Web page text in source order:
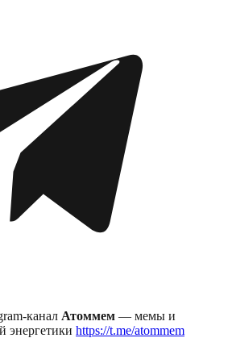
канал Атоммем — мемы и
энергетики https://t.me/atommem